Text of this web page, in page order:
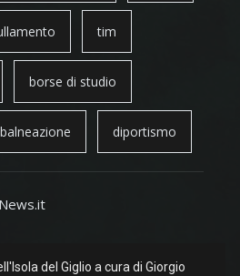
tim
borse di studio
balneazione diportismo
del Giglio a cura di Giorgio